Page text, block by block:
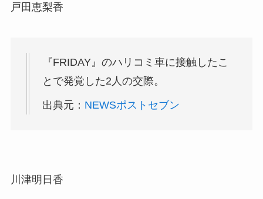
戸田恵梨香
『FRIDAY』のハリコミ車に接触したこ
とで発覚した2人の交際。
出典元： NEWSポストセブン
川津明日香